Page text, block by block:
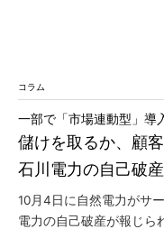
コラム
儲けを取るか、顧
石川電力の自己破
一部で「市場連動型」導
10月4日に自然電力がサ
電力の自己破産が報じら